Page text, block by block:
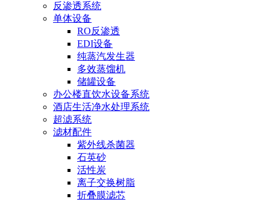
反渗透系统
单体设备
RO反渗透
EDI设备
纯蒸汽发生器
多效蒸馏机
储罐设备
办公楼直饮水设备系统
酒店生活净水处理系统
超滤系统
滤材配件
紫外线杀菌器
石英砂
活性炭
离子交换树脂
折叠膜滤芯